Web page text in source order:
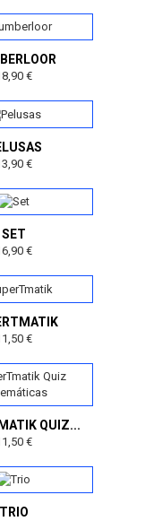
€
€
SET
€
€
QUIZ...
€
TRIO